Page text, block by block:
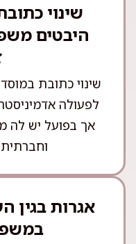
שינוי
היבטים
שינוי כתובת
לפעולה
אך בפועל יש לה
אגרות בגין